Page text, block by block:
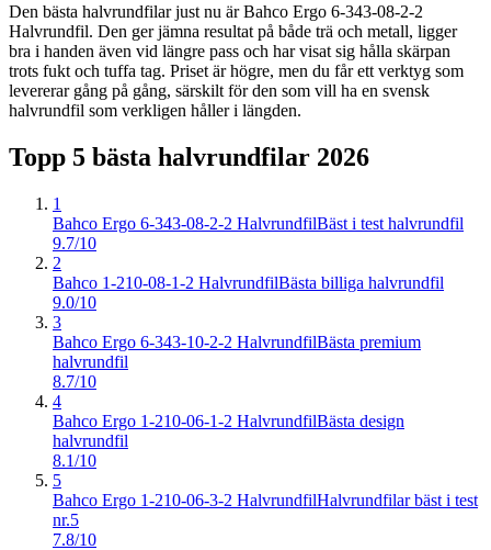
Den bästa halvrundfilar just nu är Bahco Ergo 6-343-08-2-2
Halvrundfil. Den ger jämna resultat på både trä och metall, ligger
bra i handen även vid längre pass och har visat sig hålla skärpan
trots fukt och tuffa tag. Priset är högre, men du får ett verktyg som
levererar gång på gång, särskilt för den som vill ha en svensk
halvrundfil som verkligen håller i längden.
Topp 5 bästa halvrundfilar 2026
1
Bahco Ergo 6-343-08-2-2 HalvrundfilBäst i test halvrundfil
9.7/10
2
Bahco 1-210-08-1-2 HalvrundfilBästa billiga halvrundfil
9.0/10
3
Bahco Ergo 6-343-10-2-2 HalvrundfilBästa premium
halvrundfil
8.7/10
4
Bahco Ergo 1-210-06-1-2 HalvrundfilBästa design
halvrundfil
8.1/10
5
Bahco Ergo 1-210-06-3-2 HalvrundfilHalvrundfilar bäst i test
nr.5
7.8/10